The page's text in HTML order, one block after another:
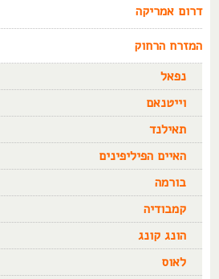
דרום אמריקה
המזרח הרחוק
נפאל
וייטנאם
תאילנד
האיים הפיליפינים
בורמה
קמבודיה
הונג קונג
לאוס